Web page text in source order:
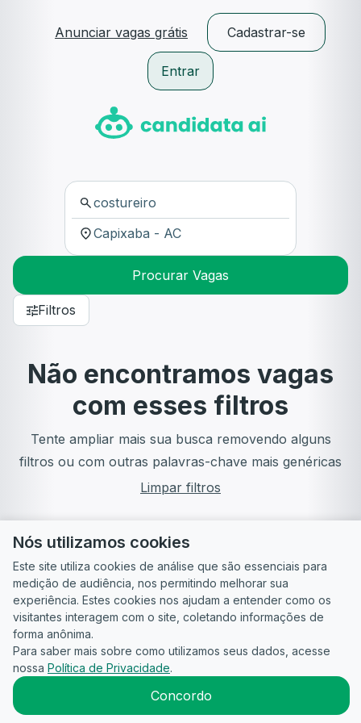
Anunciar vagas grátis Cadastrar-se
Entrar
Procurar Vagas
Filtros
Não encontramos vagas
com esses filtros
Tente ampliar mais sua busca removendo alguns
filtros ou com outras palavras-chave mais genéricas
Limpar filtros
Guia do
Candidato
Para
empresas
Política de
Privacidade
Termos
2026CandidataAI
Nós utilizamos cookies
Este site utiliza cookies de análise que são essenciais para
medição de audiência, nos permitindo melhorar sua
experiência. Estes cookies nos ajudam a entender como os
visitantes interagem com o site, coletando informações de
forma anônima.
Para saber mais sobre como utilizamos seus dados, acesse
nossa Política de Privacidade.
Concordo